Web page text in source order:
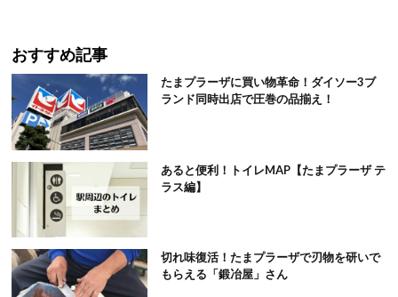
おすすめ記事
たまプラーザに買い物革命！ダイソー3ブ
ランド同時出店で圧巻の品揃え！
あると便利！トイレMAP【たまプラーザ テ
ラス編】
切れ味復活！たまプラーザで刃物を研いで
もらえる「鍛冶屋」さん